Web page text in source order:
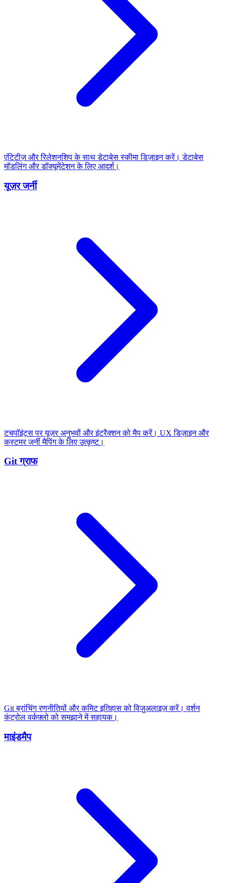
एंटिटीज़ और रिलेशनशिप के साथ डेटाबेस स्कीमा डिज़ाइन करें। डेटाबेस
मॉडलिंग और डॉक्यूमेंटेशन के लिए आदर्श।
यूज़र जर्नी
टचपॉइंट्स पर यूज़र अनुभवों और इंटरैक्शन को मैप करें। UX डिज़ाइन और
कस्टमर जर्नी मैपिंग के लिए उत्कृष्ट।
Git ग्राफ
Git ब्रांचिंग रणनीतियों और कमिट इतिहास को विज़ुअलाइज़ करें। वर्शन
कंट्रोल वर्कफ़्लो को समझाने में सहायक।
माइंडमैप